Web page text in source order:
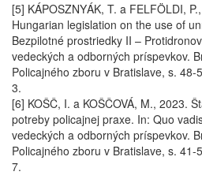
[5] KÁPOSZNYÁK, T. a FELFÖLDI,
Hungarian legislation on the use of
Bezpilotné prostriedky II –
vedeckých a odborných príspevkov.
Policajného zboru v Bratislave, s.
3.
[6] KOŠČ, I. a KOŠČOVÁ, M., 2023.
potreby policajnej praxe. In: Quo
vedeckých a odborných príspevkov.
Policajného zboru v Bratislave, s.
7.